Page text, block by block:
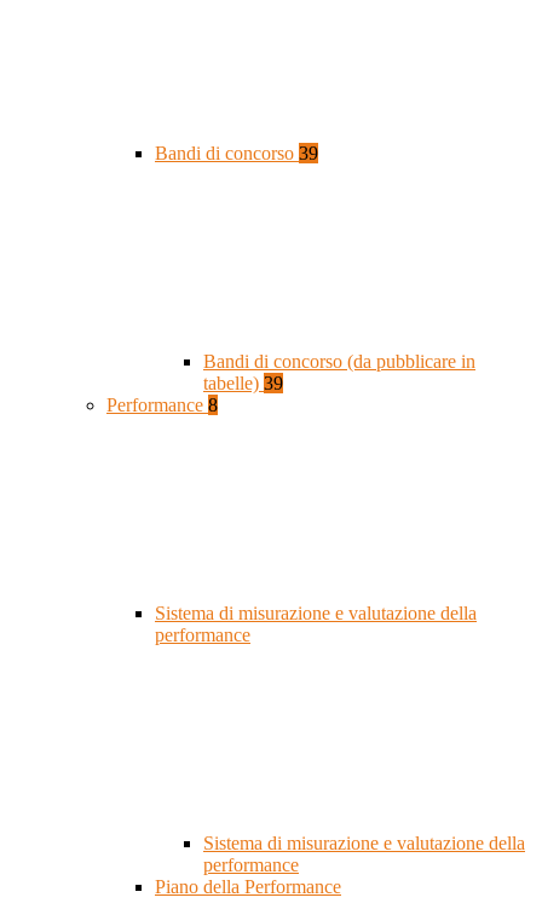
Bandi di concorso 39
Bandi di concorso (da pubblicare in
tabelle) 39
Performance 8
Sistema di misurazione e valutazione della
performance
Sistema di misurazione e valutazione della
performance
Piano della Performance